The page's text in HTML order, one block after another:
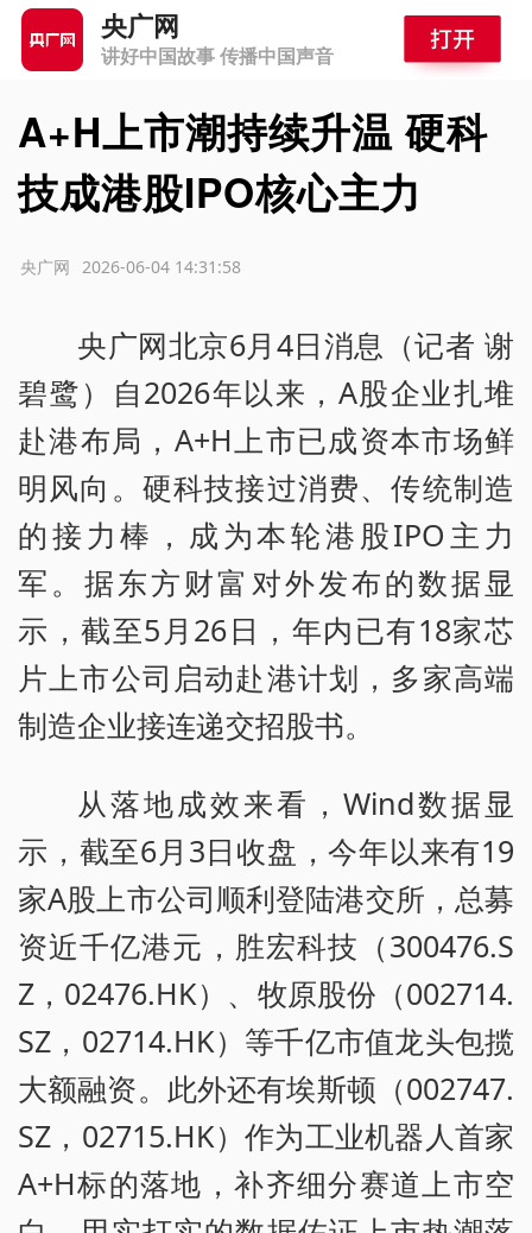
央广网
讲好中国故事 传播中国声音
A+H上市潮持续升温 硬科
技成港股IPO核心主力
2026-06-04 14:31:58
央广网
央广网北京6月4日消息（记者 谢
碧鹭）自2026年以来，A股企业扎堆
赴港布局，A+H上市已成资本市场鲜
明风向。硬科技接过消费、传统制造
的接力棒，成为本轮港股IPO主力
军。据东方财富对外发布的数据显
示，截至5月26日，年内已有18家芯
片上市公司启动赴港计划，多家高端
制造企业接连递交招股书。
从落地成效来看，Wind数据显
示，截至6月3日收盘，今年以来有19
家A股上市公司顺利登陆港交所，总募
资近千亿港元，胜宏科技（300476.S
Z，02476.HK）、牧原股份（002714.
SZ，02714.HK）等千亿市值龙头包揽
大额融资。此外还有埃斯顿（002747.
SZ，02715.HK）作为工业机器人首家
A+H标的落地，补齐细分赛道上市空